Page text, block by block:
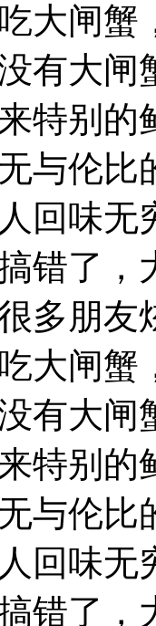
大闸蟹
有大闸
特别的
与伦比
回味无
错了，
多朋
大闸蟹
有大闸
特别的
与伦比
回味无
错了，